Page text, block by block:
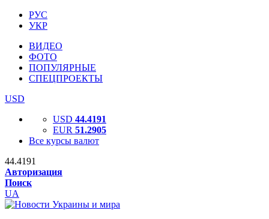
РУС
УКР
ВИДЕО
ФОТО
ПОПУЛЯРНЫЕ
СПЕЦПРОЕКТЫ
USD
USD 44.4191
EUR 51.2905
Все курсы валют
44.4191
Авторизация
Поиск
UA